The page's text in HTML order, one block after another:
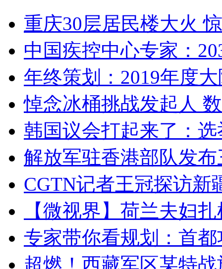
重庆30层居民楼大火
中国疾控中心专家：
年终策划：2019年度
悼念冰桶挑战发起人
韩国议会打起来了：
解放军驻香港部队发
CGTN记者王冠探访新
【微视界】荷兰夫妇
专家带你看规划：首
超燃！西藏军区某特